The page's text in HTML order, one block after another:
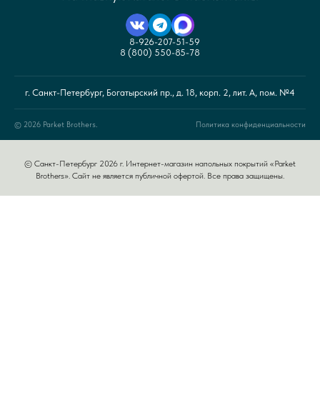
8-926-207-51-59
8 (800) 550-85-78
г. Санкт-Петербург, Богатырский пр., д. 18, корп. 2, лит. А, пом. №4
© 2026 Parket Brothers. Политика конфиденциальности
© Санкт-Петербург 2026 г. Интернет-магазин напольных покрытий «Parket
Brothers». Сайт не является публичной офертой. Все права защищены.